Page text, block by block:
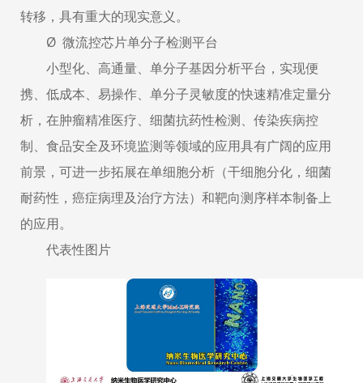
转移，具有重大的现实意义。
Ø 微流控芯片单分子检测平台
小型化、高通量、单分子基因分析平台，实现便
携、低成本、易操作、单分子灵敏度的快速精准定量分
析，在肿瘤精准医疗、细菌抗药性检测、传染疾病控
制、食品安全及环境监测等领域的应用具有广阔的应用
前景，可进一步拓展在单细胞分析（干细胞分化，细菌
耐药性，癌症病理及治疗方法）和靶向测序样本制备上
的应用。
代表性图片